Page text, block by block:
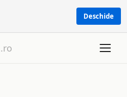
Deschide